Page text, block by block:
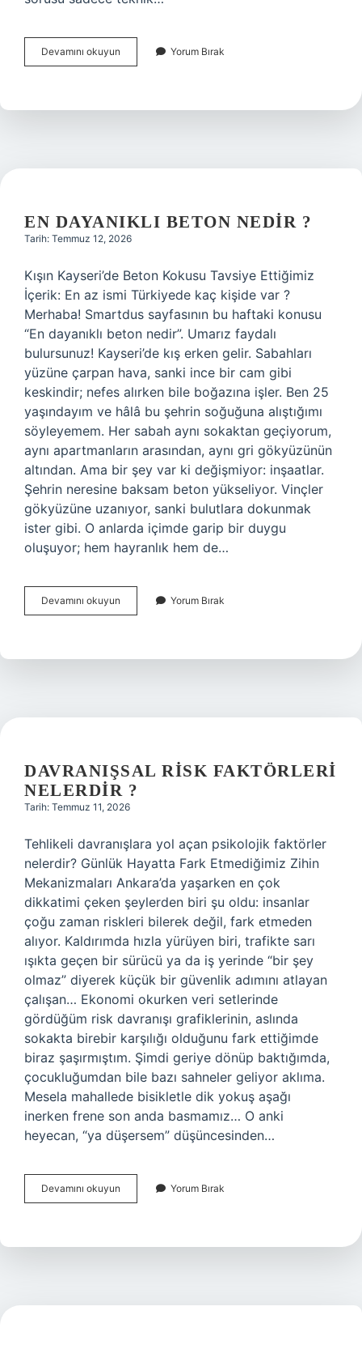
Devamını okuyun
su
yükseltilir
Yorum Bırak
EN DAYANIKLI BETON NEDIR ?
Tarih: Temmuz 12, 2026
Kışın Kayseri’de Beton Kokusu Tavsiye Ettiğimiz
İçerik: En az ismi Türkiyede kaç kişide var ?
Merhaba! Smartdus sayfasının bu haftaki konusu
“En dayanıklı beton nedir”. Umarız faydalı
bulursunuz! Kayseri’de kış erken gelir. Sabahları
yüzüne çarpan hava, sanki ince bir cam gibi
keskindir; nefes alırken bile boğazına işler. Ben 25
yaşındayım ve hâlâ bu şehrin soğuğuna alıştığımı
söyleyemem. Her sabah aynı sokaktan geçiyorum,
aynı apartmanların arasından, aynı gri gökyüzünün
altından. Ama bir şey var ki değişmiyor: inşaatlar.
Şehrin neresine baksam beton yükseliyor. Vinçler
gökyüzüne uzanıyor, sanki bulutlara dokunmak
ister gibi. O anlarda içimde garip bir duygu
oluşuyor; hem hayranlık hem de…
Devamını okuyun
dayanıklı
?
Yorum Bırak
DAVRANIŞSAL RISK FAKTÖRLERI
NELERDIR ?
Tarih: Temmuz 11, 2026
Tehlikeli davranışlara yol açan psikolojik faktörler
nelerdir? Günlük Hayatta Fark Etmediğimiz Zihin
Mekanizmaları Ankara’da yaşarken en çok
dikkatimi çeken şeylerden biri şu oldu: insanlar
çoğu zaman riskleri bilerek değil, fark etmeden
alıyor. Kaldırımda hızla yürüyen biri, trafikte sarı
ışıkta geçen bir sürücü ya da iş yerinde “bir şey
olmaz” diyerek küçük bir güvenlik adımını atlayan
çalışan… Ekonomi okurken veri setlerinde
gördüğüm risk davranışı grafiklerinin, aslında
sokakta birebir karşılığı olduğunu fark ettiğimde
biraz şaşırmıştım. Şimdi geriye dönüp baktığımda,
çocukluğumdan bile bazı sahneler geliyor aklıma.
Mesela mahallede bisikletle dik yokuş aşağı
inerken frene son anda basmamız… O anki
heyecan, “ya düşersem” düşüncesinden…
Devamını okuyun Davranışsal
risk
?
Yorum Bırak